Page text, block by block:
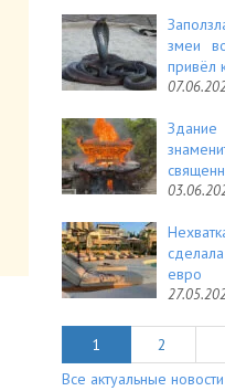
змеи
привёл
евро
1 2
Все актуальные